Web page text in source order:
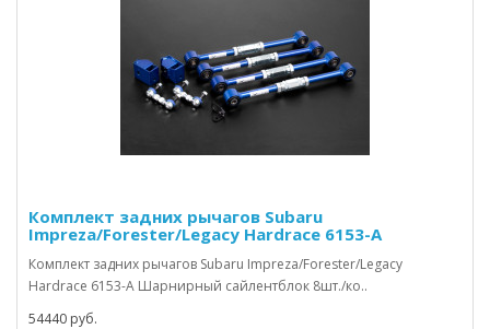
Комплект задних рычагов Subaru
Impreza/Forester/Legacy Hardrace 6153-A
Комплект задних рычагов Subaru Impreza/Forester/Legacy
Hardrace 6153-A Шарнирный сайлентблок 8шт./ко..
54440 руб.